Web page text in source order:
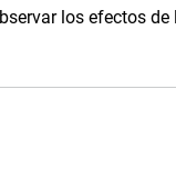
los efectos de